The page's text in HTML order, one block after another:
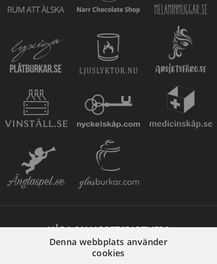
VÅRA SAMARBETSPARTNERS
Denna webbplats använder
cookies